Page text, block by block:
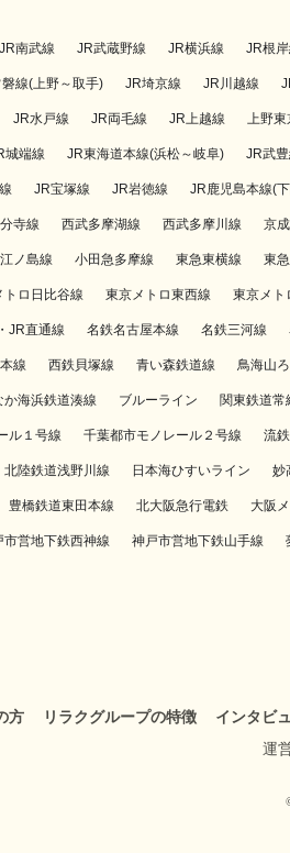
JR南武線 JR武蔵野線 JR横浜線 JR根
線(上野～取手) JR埼京線 JR川越線
JR水戸線 JR両毛線 JR上越線 上野
城端線 JR東海道本線(浜松～岐阜) JR武
JR宝塚線 JR岩徳線 JR鹿児島本線(
寺線 西武多摩湖線 西武多摩川線 京
ノ島線 小田急多摩線 東急東横線 東
トロ日比谷線 東京メトロ東西線 東京メト
JR直通線 名鉄名古屋本線 名鉄三河線
線 西鉄貝塚線 青い森鉄道線 鳥海山
か海浜鉄道湊線 ブルーライン 関東鉄道常
ル１号線 千葉都市モノレール２号線 流
北陸鉄道浅野川線 日本海ひすいライン 妙
豊橋鉄道東田本線 北大阪急行電鉄 大阪
市営地下鉄西神線 神戸市営地下鉄山手線
方 リラクグループの特徴 インタビ
運